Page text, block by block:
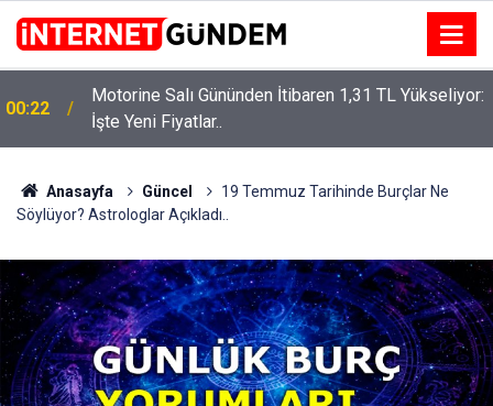
00:22
Motorine Salı Gününden İtibaren 1,31 TL Yükseliyor:
İşte Yeni Fiyatlar..
Anasayfa Güncel
19 Temmuz Tarihinde Burçlar Ne
Söylüyor? Astrologlar Açıkladı..